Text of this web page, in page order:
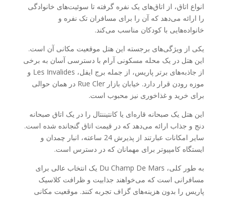
انواع اتاق، از اتاق‌های یک نفره گرفته تا سوئیت‌های خانوادگی
را ارائه می‌دهد که آن را برای مسافران تک نفره و
خانواده‌هایی با کودکان مناسب می‌کند.
یکی از ویژگی‌های برجسته این هتل موقعیت مکانی آن است.
این هتل در یک محله مسکونی آرام با دسترسی آسان به برخی
از جاذبه‌های برتر پاریس، از جمله برج ایفل، Les Invalides و
موزه رودن قرار دارد. خیابان بازار Rue Cler در همان حوالی
برای خرید و غذاخوری نیز محبوب است.
این هتل یک صبحانه قاره‌ای یا کانتیننتال را در یک اتاق صبحانه
دنج و جذاب ارائه می‌دهد که در قیمت اتاق گنجانده شده است.
سایر امکانات عبارتند از پذیرش 24 ساعته، انبار چمدان و
ایستگاه کامپیوتر برای مهمانان که در دسترس است.
به طور کلی، Du Champ De Mars یک انتخاب عالی برای
مسافرانی است که می‌خواهند جذابیت و ظرافت کلاسیک
پاریس را بدون هزینه‌های گزاف تجربه کنند. موقعیت مکانی